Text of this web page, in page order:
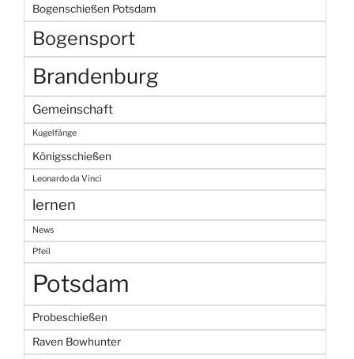
Bogenschießen Potsdam
Bogensport
Brandenburg
Gemeinschaft
Kugelfänge
Königsschießen
Leonardo da Vinci
lernen
News
Pfeil
Potsdam
Probeschießen
Raven Bowhunter